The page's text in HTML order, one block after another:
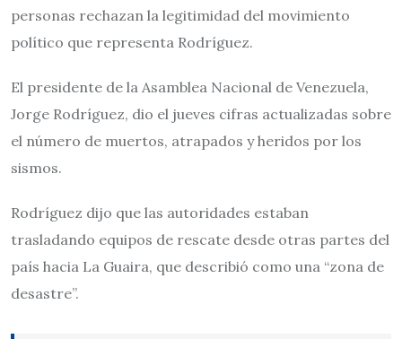
personas rechazan la legitimidad del movimiento
político que representa Rodríguez.
El presidente de la Asamblea Nacional de Venezuela,
Jorge Rodríguez, dio el jueves cifras actualizadas sobre
el número de muertos, atrapados y heridos por los
sismos.
Rodríguez dijo que las autoridades estaban
trasladando equipos de rescate desde otras partes del
país hacia La Guaira, que describió como una “zona de
desastre”.